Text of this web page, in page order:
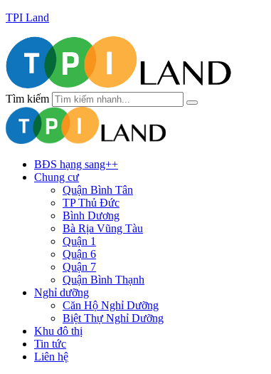
TPI Land
Tìm kiếm
BĐS hạng sang++
Chung cư
Quận Bình Tân
TP Thủ Đức
Bình Dương
Bà Rịa Vũng Tàu
Quận 1
Quận 6
Quận 7
Quận Bình Thạnh
Nghỉ dưỡng
Căn Hộ Nghỉ Dưỡng
Biệt Thự Nghỉ Dưỡng
Khu đô thị
Tin tức
Liên hệ